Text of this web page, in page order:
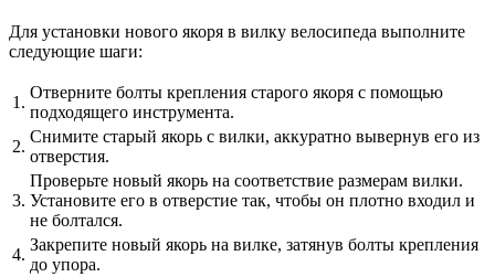
Для установки нового якоря в вилку велосипеда выполните
следующие шаги:
1.
Отверните болты крепления старого якоря с помощью
подходящего инструмента.
2.
Снимите старый якорь с вилки, аккуратно вывернув его из
отверстия.
3.
Проверьте новый якорь на соответствие размерам вилки.
Установите его в отверстие так, чтобы он плотно входил и
не болтался.
4.
Закрепите новый якорь на вилке, затянув болты крепления
до упора.